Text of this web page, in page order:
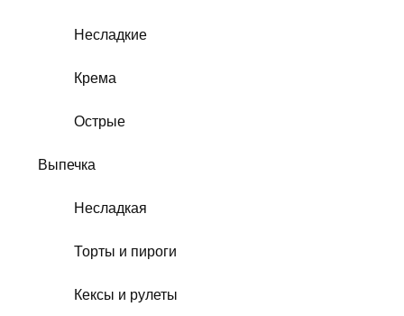
Несладкие
Крема
Острые
Выпечка
Несладкая
Торты и пироги
Кексы и рулеты